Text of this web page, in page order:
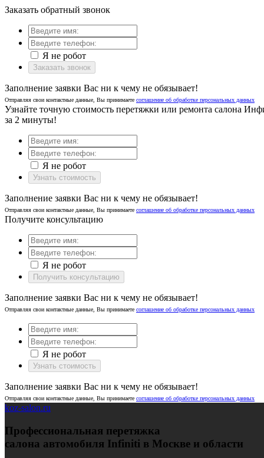
Заказать обратный звонок
Я не робот
Заказать звонок
Заполнение заявки Вас ни к чему не обязывает!
Отправляя свои контактные данные, Вы принимаете соглашение об обработке персональных данных
Узнайте точную стоимость перетяжки или ремонта салона
за 2 минуты!
Я не робот
Узнать стоимость
Заполнение заявки Вас ни к чему не обязывает!
Отправляя свои контактные данные, Вы принимаете соглашение об обработке персональных данных
Получите консультацию
Я не робот
Получить консультацию
Заполнение заявки Вас ни к чему не обязывает!
Отправляя свои контактные данные, Вы принимаете соглашение об обработке персональных данных
Я не робот
Узнать стоимость
Заполнение заявки Вас ни к чему не обязывает!
Отправляя свои контактные данные, Вы принимаете соглашение об обработке персональных данных
koz-salon.ru
Профессиональная перетяжка
салона автомобиля Infiniti в Москве и области